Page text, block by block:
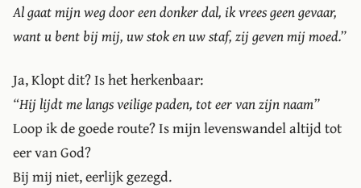
Al gaat mijn weg door een donker dal, ik vrees geen gevaar,
want u bent bij mij, uw stok en uw staf, zij geven mij moed.”
Ja, Klopt dit? Is het herkenbaar:
“Hij lijdt me langs veilige paden, tot eer van zijn naam”
Loop ik de goede route? Is mijn levenswandel altijd tot
eer van God?
Bij mij niet, eerlijk gezegd.